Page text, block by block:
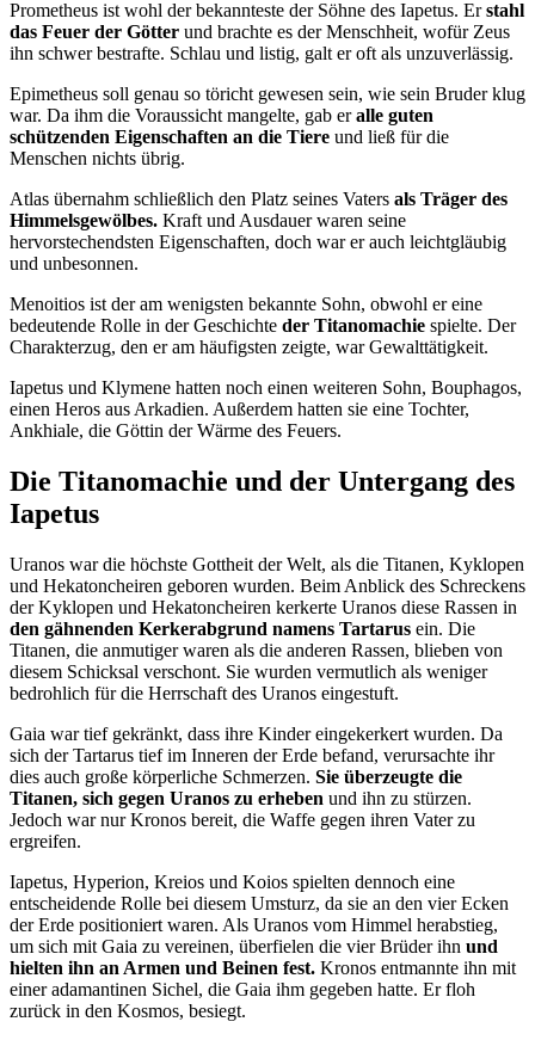
Prometheus ist wohl der bekannteste der Söhne des Iapetus. Erstahl
das Feuer der Götter und brachte es der Menschheit, wofür Zeus
ihn schwer bestrafte. Schlau und listig, galt er oft als unzuverlässig.
Epimetheus soll genau so töricht gewesen sein, wie sein Bruder klug
war. Da ihm die Voraussicht mangelte, gab eralle guten
schützenden Eigenschaften an die Tiere und ließ für die
Menschen nichts übrig.
Atlas übernahm schließlich den Platz seines Vaters als Träger des
Himmelsgewölbes. Kraft und Ausdauer waren seine
hervorstechendsten Eigenschaften, doch war er auch leichtgläubig
und unbesonnen.
Menoitios ist der am wenigsten bekannte Sohn, obwohl er eine
bedeutende Rolle in der Geschichte der Titanomachie spielte. Der
Charakterzug, den er am häufigsten zeigte, war Gewalttätigkeit.
Iapetus und Klymene hatten noch einen weiteren Sohn, Bouphagos,
einen Heros aus Arkadien. Außerdem hatten sie eine Tochter,
Ankhiale, die Göttin der Wärme des Feuers.
Die Titanomachie und der Untergang des
Iapetus
Uranos war die höchste Gottheit der Welt, als die Titanen, Kyklopen
und Hekatoncheiren geboren wurden. Beim Anblick des Schreckens
der Kyklopen und Hekatoncheiren kerkerte Uranos diese Rassen in
den gähnenden Kerkerabgrund namens Tartarus ein. Die
Titanen, die anmutiger waren als die anderen Rassen, blieben von
diesem Schicksal verschont. Sie wurden vermutlich als weniger
bedrohlich für die Herrschaft des Uranos eingestuft.
Gaia war tief gekränkt, dass ihre Kinder eingekerkert wurden. Da
sich der Tartarus tief im Inneren der Erde befand, verursachte ihr
dies auch große körperliche Schmerzen. Sie überzeugte die
Titanen, sich gegen Uranos zu erheben und ihn zu stürzen.
Jedoch war nur Kronos bereit, die Waffe gegen ihren Vater zu
ergreifen.
Iapetus, Hyperion, Kreios und Koios spielten dennoch eine
entscheidende Rolle bei diesem Umsturz, da sie an den vier Ecken
der Erde positioniert waren. Als Uranos vom Himmel herabstieg,
um sich mit Gaia zu vereinen, überfielen die vier Brüder ihn und
hielten ihn an Armen und Beinen fest. Kronos entmannte ihn mit
einer adamantinen Sichel, die Gaia ihm gegeben hatte. Er floh
zurück in den Kosmos, besiegt.